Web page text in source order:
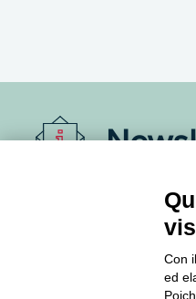
Accedi o iscriviti alla
Informazioni per
mondo della
Con
ed